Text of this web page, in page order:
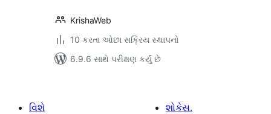
KrishaWeb
10 કરતા ઓછા સક્રિય સ્થાપનો
6.9.6 સાથે પરીક્ષણ કર્યું છે
વિશે
શોકેસ.